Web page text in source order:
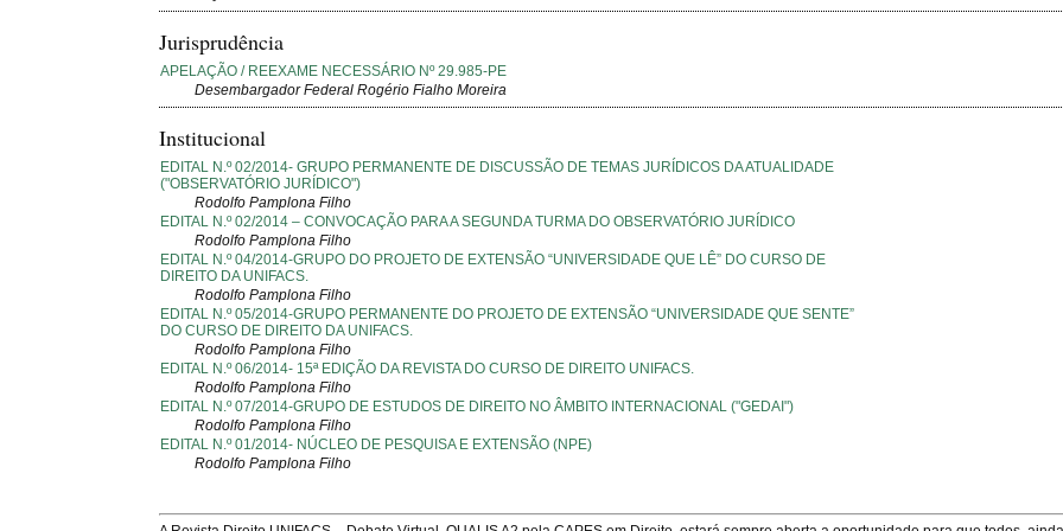
Jurisprudência
APELAÇÃO / REEXAME NECESSÁRIO Nº 29.985-PE
Desembargador Federal Rogério Fialho Moreira
Institucional
EDITAL N.º 02/2014- GRUPO PERMANENTE DE DISCUSSÃO DE TEMAS JURÍDICOS DA ATUALIDADE
("OBSERVATÓRIO JURÍDICO")
Rodolfo Pamplona Filho
EDITAL N.º 02/2014 – CONVOCAÇÃO PARA A SEGUNDA TURMA DO OBSERVATÓRIO JURÍDICO
Rodolfo Pamplona Filho
EDITAL N.º 04/2014-GRUPO DO PROJETO DE EXTENSÃO “UNIVERSIDADE QUE LÊ” DO CURSO DE
DIREITO DA UNIFACS.
Rodolfo Pamplona Filho
EDITAL N.º 05/2014-GRUPO PERMANENTE DO PROJETO DE EXTENSÃO “UNIVERSIDADE QUE SENTE”
DO CURSO DE DIREITO DA UNIFACS.
Rodolfo Pamplona Filho
EDITAL N.º 06/2014- 15ª EDIÇÃO DA REVISTA DO CURSO DE DIREITO UNIFACS.
Rodolfo Pamplona Filho
EDITAL N.º 07/2014-GRUPO DE ESTUDOS DE DIREITO NO ÂMBITO INTERNACIONAL ("GEDAI")
Rodolfo Pamplona Filho
EDITAL N.º 01/2014- NÚCLEO DE PESQUISA E EXTENSÃO (NPE)
Rodolfo Pamplona Filho